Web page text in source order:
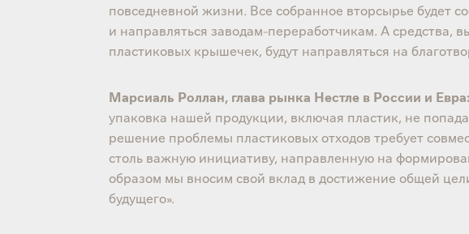
повседневной жизни. Все собранное вторсырье будет
и направляться заводам-переработчикам. А средства,
пластиковых крышечек, будут направляться на
Марсиаль Роллан, глава рынка Нестле в России и
упаковка нашей продукции, включая пластик, не
решение проблемы пластиковых отходов требует
столь важную инициативу, направленную на
образом мы вносим свой вклад в достижение общей
будущего».